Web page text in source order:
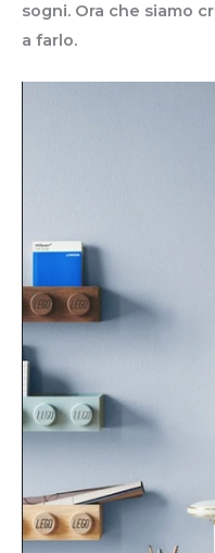
sogni. Ora che siamo
a farlo.